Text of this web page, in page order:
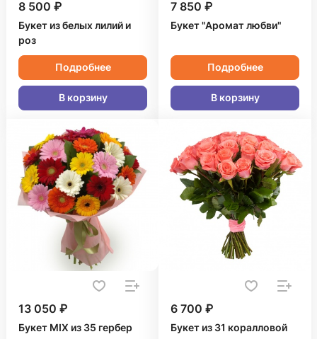
8 500 ₽
Букет из белых лилий и
роз
Подробнее
В корзину
7 850 ₽
Букет "Аромат любви"
Подробнее
В корзину
13 050 ₽
Букет MIX из 35 гербер
6 700 ₽
Букет из 31 коралловой